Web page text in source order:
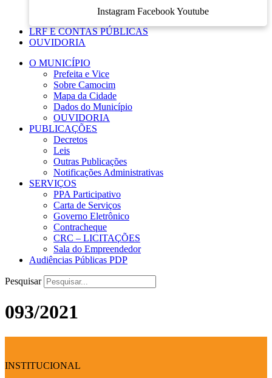
Instagram Facebook Youtube
LRF E CONTAS PÚBLICAS
OUVIDORIA
O MUNICÍPIO
Prefeita e Vice
Sobre Camocim
Mapa da Cidade
Dados do Município
OUVIDORIA
PUBLICAÇÕES
Decretos
Leis
Outras Publicações
Notificações Administrativas
SERVIÇOS
PPA Participativo
Carta de Serviços
Governo Eletrônico
Contracheque
CRC – LICITAÇÕES
Sala do Empreendedor
Audiências Públicas PDP
Pesquisar
093/2021
INSTITUCIONAL